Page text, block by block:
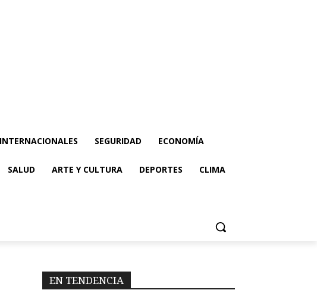
INTERNACIONALES SEGURIDAD ECONOMÍA
SALUD ARTE Y CULTURA DEPORTES CLIMA
EN TENDENCIA